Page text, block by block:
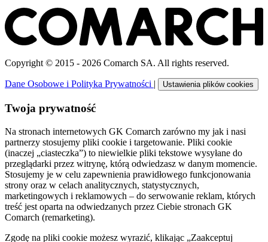
Copyright © 2015 - 2026 Comarch SA. All rights reserved.
Dane Osobowe i Polityka Prywatności | Ustawienia plików cookies
Twoja prywatność
Na stronach internetowych GK Comarch zarówno my jak i nasi
partnerzy stosujemy pliki cookie i targetowanie. Pliki cookie
(inaczej „ciasteczka”) to niewielkie pliki tekstowe wysyłane do
przeglądarki przez witrynę, którą odwiedzasz w danym momencie.
Stosujemy je w celu zapewnienia prawidłowego funkcjonowania
strony oraz w celach analitycznych, statystycznych,
marketingowych i reklamowych – do serwowanie reklam, których
treść jest oparta na odwiedzanych przez Ciebie stronach GK
Comarch (remarketing).
Zgodę na pliki cookie możesz wyrazić, klikając „Zaakceptuj